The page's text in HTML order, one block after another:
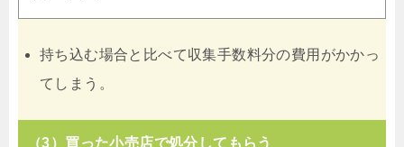
持ち込む場合と比べて収集手数料分の費用がかかっ
てしまう。
（3）買った小売店で処分してもらう